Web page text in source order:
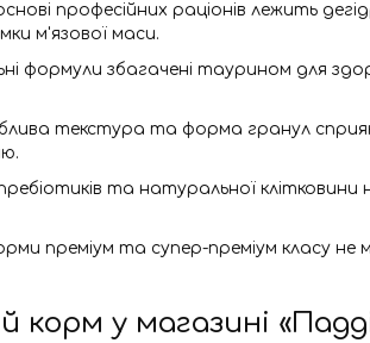
професійних раціонів лежить
м'язової маси.
формули збагачені таурином для
текстура та форма гранул
та натуральної
преміум та супер-преміум класу
у магазині